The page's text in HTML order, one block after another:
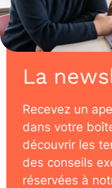
La
Recevez un
dans votre
découvrir les
des conseils
réservées à